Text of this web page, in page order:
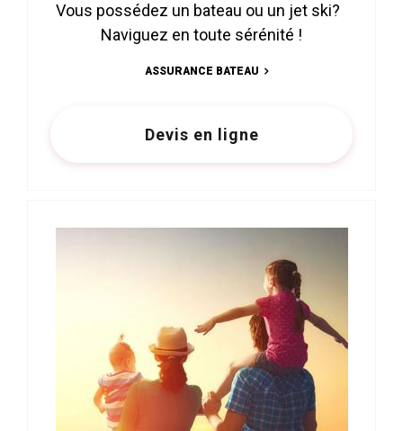
Vous possédez un bateau ou un jet ski?
Naviguez en toute sérénité !
ASSURANCE BATEAU
Devis en ligne